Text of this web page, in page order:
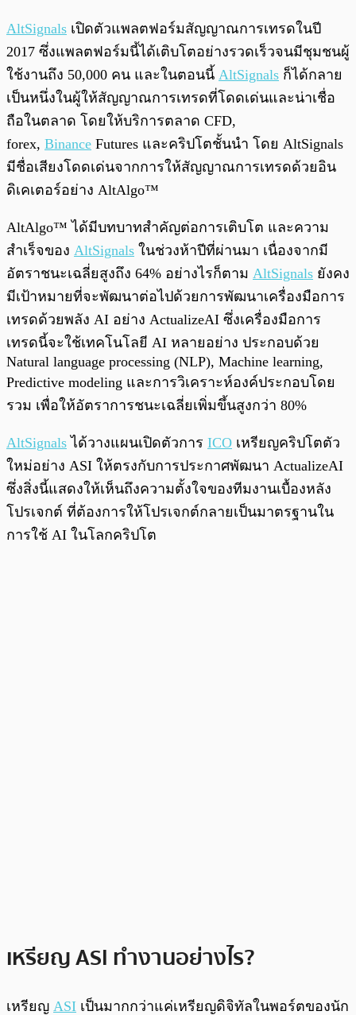
AltSignals เปิดตัวแพลตฟอร์มสัญญาณการเทรดในปี
2017 ซึ่งแพลตฟอร์มนี้ได้เติบโตอย่างรวดเร็วจนมีชุมชนผู้
ใช้งานถึง 50,000 คน และในตอนนี้ AltSignals ก็ได้กลาย
เป็นหนึ่งในผู้ให้สัญญาณการเทรดที่โดดเด่นและน่าเชื่อ
ถือในตลาด โดยให้บริการตลาด CFD,
forex, Binance Futures และคริปโตชั้นนำ โดย AltSignals
มีชื่อเสียงโดดเด่นจากการให้สัญญาณการเทรดด้วยอิน
ดิเคเตอร์อย่าง AltAlgo™
AltAlgo™ ได้มีบทบาทสำคัญต่อการเติบโต และความ
สำเร็จของ AltSignals ในช่วงห้าปีที่ผ่านมา เนื่องจากมี
อัตราชนะเฉลี่ยสูงถึง 64% อย่างไรก็ตาม AltSignals ยังคง
มีเป้าหมายที่จะพัฒนาต่อไปด้วยการพัฒนาเครื่องมือการ
เทรดด้วยพลัง AI อย่าง ActualizeAI ซึ่งเครื่องมือการ
เทรดนี้จะใช้เทคโนโลยี AI หลายอย่าง ประกอบด้วย
Natural language processing (NLP), Machine learning,
Predictive modeling และการวิเคราะห์องค์ประกอบโดย
รวม เพื่อให้อัตราการชนะเฉลี่ยเพิ่มขึ้นสูงกว่า 80%
AltSignals ได้วางแผนเปิดตัวการ ICO เหรียญคริปโตตัว
ใหม่อย่าง ASI ให้ตรงกับการประกาศพัฒนา ActualizeAI
ซึ่งสิ่งนี้แสดงให้เห็นถึงความตั้งใจของทีมงานเบื้องหลัง
โปรเจกต์ ที่ต้องการให้โปรเจกต์กลายเป็นมาตรฐานใน
การใช้ AI ในโลกคริปโต
เหรียญ ASI ทำงานอย่างไร?
เหรียญ ASI เป็นมากกว่าแค่เหรียญดิจิทัลในพอร์ตของนัก